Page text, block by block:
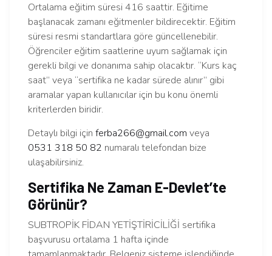
Ortalama eğitim süresi 416 saattir. Eğitime
başlanacak zamanı eğitmenler bildirecektir. Eğitim
süresi resmi standartlara göre güncellenebilir.
Öğrenciler eğitim saatlerine uyum sağlamak için
gerekli bilgi ve donanıma sahip olacaktır. “Kurs kaç
saat” veya “sertifika ne kadar sürede alınır” gibi
aramalar yapan kullanıcılar için bu konu önemli
kriterlerden biridir.
Detaylı bilgi için ferba266@gmail.com veya
0531 318 50 82 numaralı telefondan bize
ulaşabilirsiniz.
Sertifika Ne Zaman E-Devlet’te
Görünür?
SUBTROPİK FİDAN YETİŞTİRİCİLİĞİ sertifika
başvurusu ortalama 1 hafta içinde